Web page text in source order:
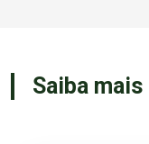
Saiba mais